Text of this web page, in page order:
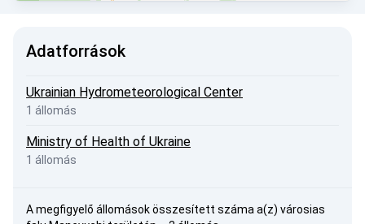
Adatforrások
Ukrainian Hydrometeorological Center
1 állomás
Ministry of Health of Ukraine
1 állomás
A megfigyelő állomások összesített száma a(z) városias